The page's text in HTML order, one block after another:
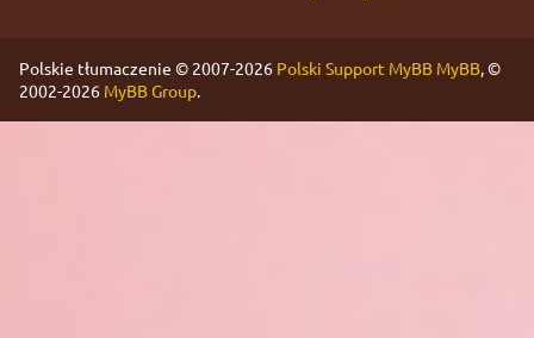
Polskie tłumaczenie © 2007-2026 Polski Support MyBB MyBB, ©
2002-2026 MyBB Group.